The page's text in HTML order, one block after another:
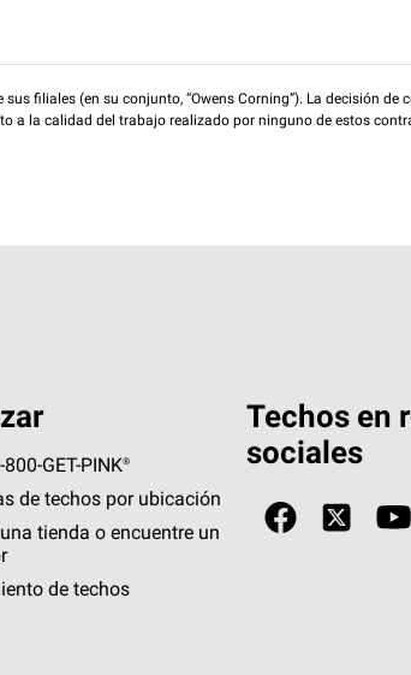
filiales (en su conjunto, “Owens Corning”). La decisión de
a la calidad del trabajo realizado por ninguno de estos
GET -PINK®
de techos por ubicación
tienda o encuentre un
de techos
Techos en
sociales